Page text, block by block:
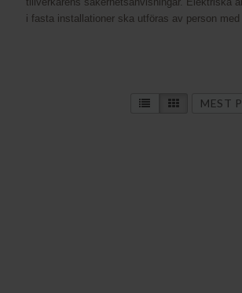
i fasta installationer ska utföras av person
MEST